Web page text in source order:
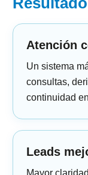
Atención
Un sistema
consultas,
continuidad
Leads